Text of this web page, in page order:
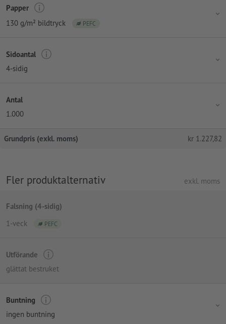
Papper
130 g/m² bildtryck
PEFC
Sidoantal
4-sidig
Antal
1.000
Grundpris (exkl. moms) kr 1.227,82
Fler produktalternativ exkl. moms
Falsning (4-sidig)
1-veck
PEFC
Utförande
glättat bestruket
Buntning
ingen buntning